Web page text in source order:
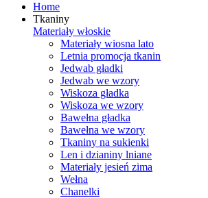
Home
Tkaniny
Materiały włoskie
Materiały wiosna lato
Letnia promocja tkanin
Jedwab gładki
Jedwab we wzory
Wiskoza gładka
Wiskoza we wzory
Bawełna gładka
Bawełna we wzory
Tkaniny na sukienki
Len i dzianiny lniane
Materiały jesień zima
Wełna
Chanelki